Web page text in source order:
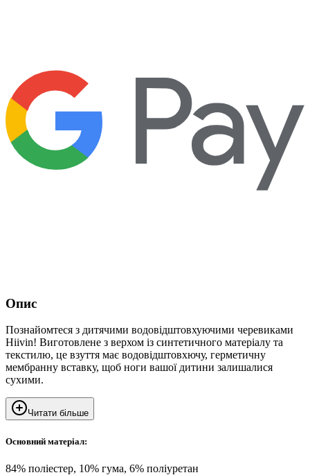
Опис
Познайомтеся з дитячими водовідштовхуючими черевиками
Hiivin! Виготовлене з верхом із синтетичного матеріалу та
текстилю, це взуття має водовідштовхючу, герметичну
мембранну вставку, щоб ноги вашої дитини залишалися
сухими.
Читати більше
Основний матеріал:
84% поліестер, 10% гума, 6% поліуретан